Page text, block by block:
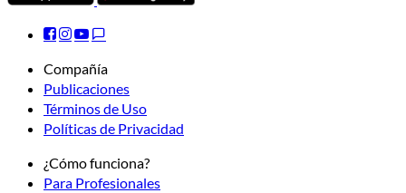
Compañía
Publicaciones
Términos de Uso
Políticas de Privacidad
¿Cómo funciona?
Para Profesionales